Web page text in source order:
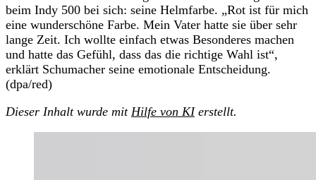
beim Indy 500 bei sich: seine Helmfarbe. „Rot ist für mich
eine wunderschöne Farbe. Mein Vater hatte sie über sehr
lange Zeit. Ich wollte einfach etwas Besonderes machen
und hatte das Gefühl, dass das die richtige Wahl ist“,
erklärt Schumacher seine emotionale Entscheidung.
(dpa/red)
Dieser Inhalt wurde mit Hilfe von KIerstellt.